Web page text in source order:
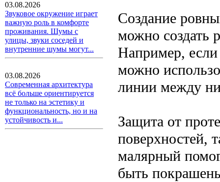
03.08.2026
Звуковое окружение играет
важную роль в комфорте
проживания. Шумы с
улицы, звуки соседей и
внутренние шумы могут...
03.08.2026
Современная архитектура
всё больше ориентируется
не только на эстетику и
функциональность, но и на
устойчивость и...
Создание
можно создать
Например, если
можно
линии между
Защита от
поверхностей,
малярный
быть